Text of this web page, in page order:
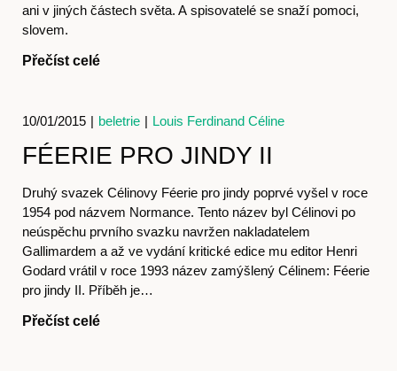
Obchod
ani v jiných částech světa. A spisovatelé se snaží pomoci,
slovem.
Přečíst celé
10/01/2015 | beletrie | Louis Ferdinand Céline
FÉERIE PRO JINDY II
Druhý svazek Célinovy Féerie pro jindy poprvé vyšel v roce
1954 pod názvem Normance. Tento název byl Célinovi po
neúspěchu prvního svazku navržen nakladatelem
Gallimardem a až ve vydání kritické edice mu editor Henri
Godard vrátil v roce 1993 název zamýšlený Célinem: Féerie
pro jindy II. Příběh je…
Přečíst celé